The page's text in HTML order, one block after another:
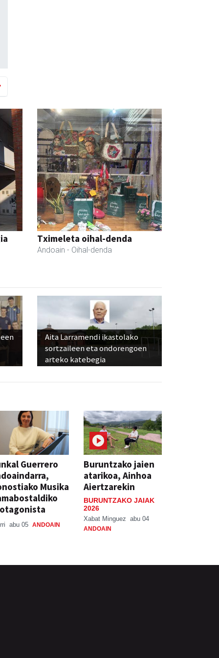
Tximeleta oihal-denda
Andoain - Oihal-denda
Aita Larramendi ikastolako
sortzaileen eta ondorengoen
arteko katebegia
Guerrero
Musika
abu 05 ANDOAIN
Buruntzako jaien
atarikoa, Ainhoa
Aiertzarekin
BURUNTZAKO JAIAK
2026
Xabat Minguez abu 04
ANDOAIN